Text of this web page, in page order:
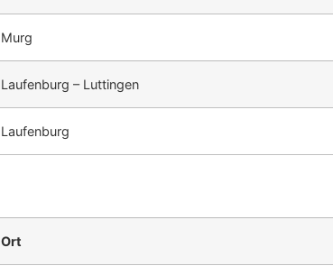
Murg
Laufenburg – Luttingen
Laufenburg
Ort